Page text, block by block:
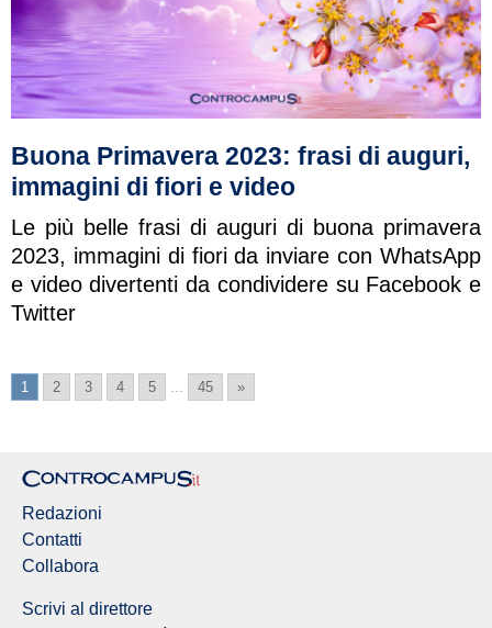
Buona Primavera 2023: frasi di auguri,
immagini di fiori e video
Le più belle frasi di auguri di buona primavera
2023, immagini di fiori da inviare con WhatsApp
e video divertenti da condividere su Facebook e
Twitter
1 2 3 4 5 45 »
Redazioni
Contatti
Collabora
Scrivi al direttore